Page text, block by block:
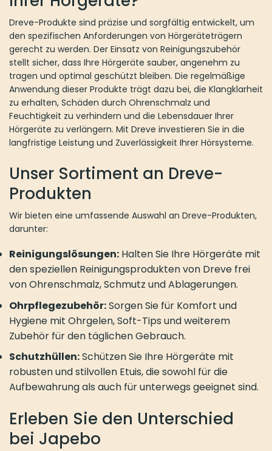
Dreve-Produkte sind präzise und sorgfältig entwickelt, um
den spezifischen Anforderungen von Hörgeräteträgern
gerecht zu werden. Der Einsatz von Reinigungszubehör
stellt sicher, dass Ihre Hörgeräte sauber, angenehm zu
tragen und optimal geschützt bleiben. Die regelmäßige
Anwendung dieser Produkte trägt dazu bei, die Klangklarheit
zu erhalten, Schäden durch Ohrenschmalz und
Feuchtigkeit zu verhindern und die Lebensdauer Ihrer
Hörgeräte zu verlängern. Mit Dreve investieren Sie in die
langfristige Leistung und Zuverlässigkeit Ihrer Hörsysteme.
Unser Sortiment an Dreve-
Produkten
Wir bieten eine umfassende Auswahl an Dreve-Produkten,
darunter:
Reinigungslösungen: Halten Sie Ihre Hörgeräte mit
den speziellen Reinigungsprodukten von Dreve frei
von Ohrenschmalz, Schmutz und Ablagerungen.
Ohrpflegezubehör:Sorgen Sie für Komfort und
Hygiene mit Ohrgelen, Soft-Tips und weiterem
Zubehör für den täglichen Gebrauch.
Schutzhüllen:Schützen Sie Ihre Hörgeräte mit
robusten und stilvollen Etuis, die sowohl für die
Aufbewahrung als auch für unterwegs geeignet sind.
Erleben Sie den Unterschied
bei Japebo